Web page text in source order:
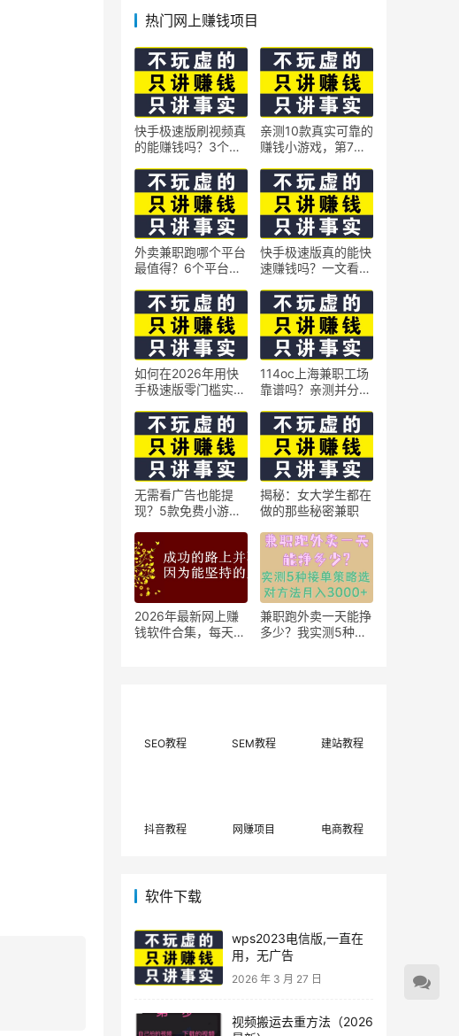
热门网上赚钱项目
快手极速版刷视频真
的能赚钱吗？3个隐
亲测10款真实可靠的
赚钱小游戏，第7款
外卖兼职跑哪个平台
最值得？6个平台实
快手极速版真的能快
速赚钱吗？一文看懂
如何在2026年用快
手极速版零门槛实现
技巧
114oc上海兼职工场
靠谱吗？亲测并分享
无需看广告也能提
现？5款免费小游戏
揭秘：女大学生都在
做的那些秘密兼职
2026年最新网上赚
钱软件合集，每天免
兼职跑外卖一天能挣
多少？我实测5种接
SEO教程 SEM教程 建站教程
抖音教程 网赚项目 电商教程
软件下载
wps2023电信版,一直在
用，无广告
2026 年 3 月 27 日
视频搬运去重方法（2026